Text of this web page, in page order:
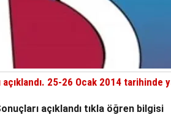
25-26 Ocak 2014 tarihinde
açıklandı tıkla öğren bilgisi